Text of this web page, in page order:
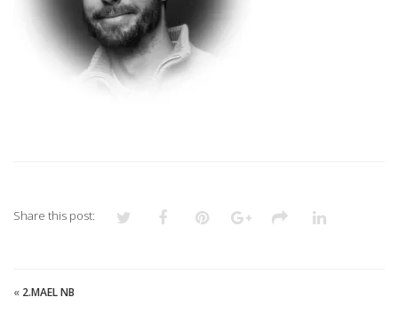
Share this post:
« 2.MAEL NB